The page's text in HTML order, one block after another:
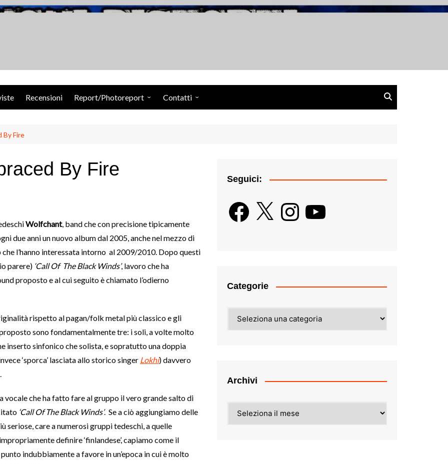
Recensioni Report/Photoreport Contatti
By Fire
By Fire
Wolfchant, band che con precisione tipicamente
due anni un nuovo album dal 2005, anche nel mezzo di
l’hanno interessata intorno al 2009/2010. Dopo questi
parere) ‘Call Of The Black Winds’, lavoro che ha
proposto e al cui seguito è chiamato l’odierno
rispetto al pagan/folk metal più classico e gli
sono fondamentalmente tre: i soli, a volte molto
inserto sinfonico che solista, e sopratutto una doppia
‘sporca’ lasciata allo storico singer Lokhi) davvero
vocale che ha fatto fare al gruppo il vero grande salto di
‘Call Of The Black Winds’. Se a ciò aggiungiamo delle
seriose, care a numerosi gruppi tedeschi, a quelle
definire ‘finlandese’, capiamo come il
indubbiamente a favore in un’epoca in cui è molto
Seguici:
Facebook
X InstagramYouTube
Categorie
Archivi